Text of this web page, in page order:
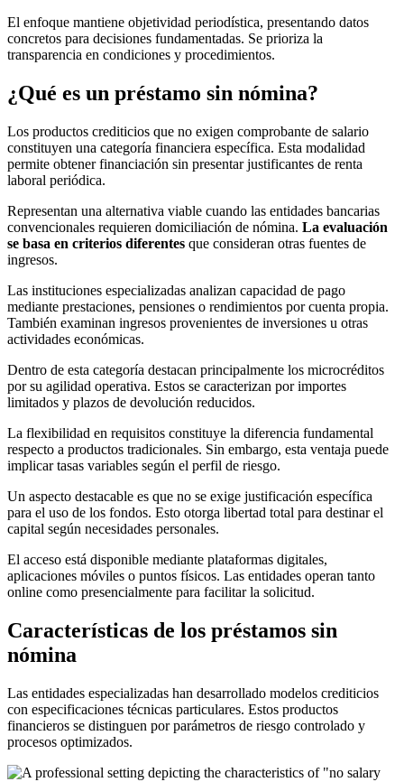
El enfoque mantiene objetividad periodística, presentando datos
concretos para decisiones fundamentadas. Se prioriza la
transparencia en condiciones y procedimientos.
¿Qué es un préstamo sin nómina?
Los productos crediticios que no exigen comprobante de salario
constituyen una categoría financiera específica. Esta modalidad
permite obtener financiación sin presentar justificantes de renta
laboral periódica.
Representan una alternativa viable cuando las entidades bancarias
convencionales requieren domiciliación de nómina. La evaluación
se basa en criterios diferentes que consideran otras fuentes de
ingresos.
Las instituciones especializadas analizan capacidad de pago
mediante prestaciones, pensiones o rendimientos por cuenta propia.
También examinan ingresos provenientes de inversiones u otras
actividades económicas.
Dentro de esta categoría destacan principalmente los microcréditos
por su agilidad operativa. Estos se caracterizan por importes
limitados y plazos de devolución reducidos.
La flexibilidad en requisitos constituye la diferencia fundamental
respecto a productos tradicionales. Sin embargo, esta ventaja puede
implicar tasas variables según el perfil de riesgo.
Un aspecto destacable es que no se exige justificación específica
para el uso de los fondos. Esto otorga libertad total para destinar el
capital según necesidades personales.
El acceso está disponible mediante plataformas digitales,
aplicaciones móviles o puntos físicos. Las entidades operan tanto
online como presencialmente para facilitar la solicitud.
Características de los préstamos sin
nómina
Las entidades especializadas han desarrollado modelos crediticios
con especificaciones técnicas particulares. Estos productos
financieros se distinguen por parámetros de riesgo controlado y
procesos optimizados.